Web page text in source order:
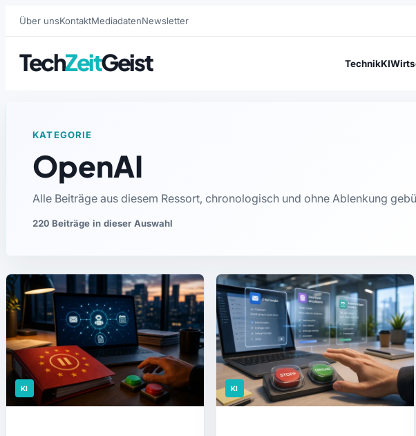
Über unsKontaktMediadatenNewsletter
TechZeitGeist TechnikKI
KATEGORIE
OpenAI
Alle Beiträge aus diesem Ressort, chronologisch und ohne Ablenkung
220 Beiträge in dieser Auswahl
KI KI